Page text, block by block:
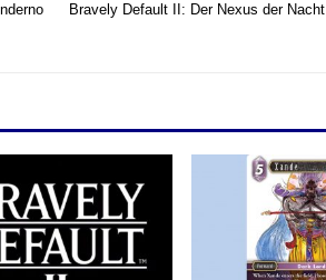
Bravely Default II: Der Nexus der Nacht